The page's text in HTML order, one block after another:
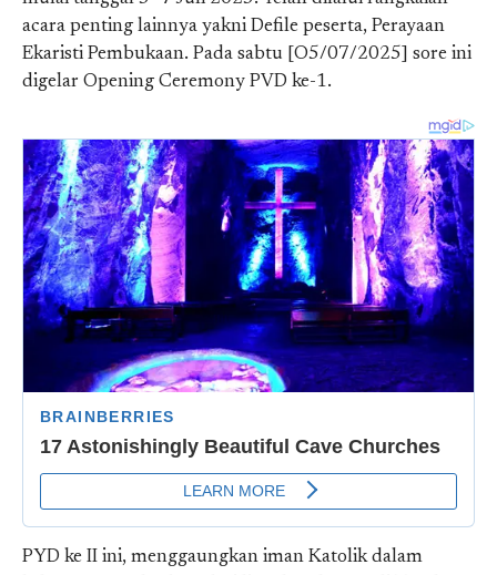
acara penting lainnya yakni Defile peserta, Perayaan
Ekaristi Pembukaan. Pada sabtu [O5/07/2025] sore ini
digelar Opening Ceremony PVD ke-1.
PYD ke II ini, menggaungkan iman Katolik dalam